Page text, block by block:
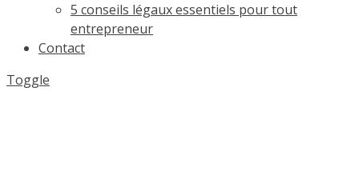
5 conseils légaux essentiels pour tout
entrepreneur
Contact
Toggle